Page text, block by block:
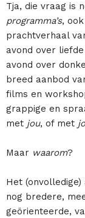
Tja, die vraag is
programma’s,
prachtverhaal
avond over
avond over
breed aanbod
films en
grappige en
met jou, of met
Maar waarom?
Het
nog bredere,
geörienteerde,